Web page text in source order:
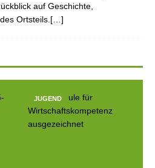
auf Geschichte,
Ortsteils.[…]
JUGEND